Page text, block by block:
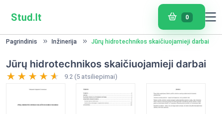
Stud.lt 0
Pagrindinis Inžinerija Jūrų hidrotechnikos skaičiuojamieji darbai
Jūrų hidrotechnikos skaičiuojamieji darbai
9.2 (5 atsiliepimai)